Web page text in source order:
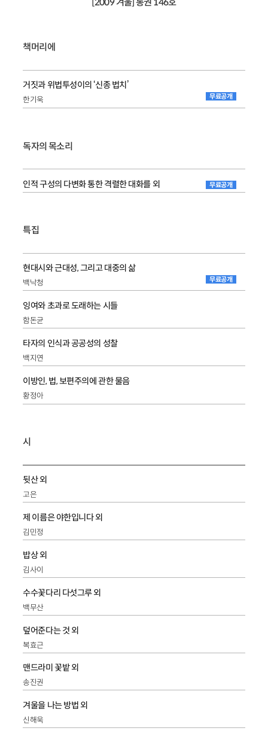
책머리에
거짓과 위법투성이의 ‘신종 법치’
한기욱 무료공개
독자의 목소리
인적 구성의 다변화 통한 격렬한 대화를 외 무료공개
특집
현대시와 근대성, 그리고 대중의 삶
백낙청 무료공개
잉여와 초과로 도래하는 시들
함돈균
타자의 인식과 공공성의 성찰
백지연
이방인, 법, 보편주의에 관한 물음
황정아
시
뒷산 외
고은
제 이름은 야한입니다 외
김민정
밥상 외
김사이
수수꽃다리 다섯그루 외
백무산
덮어준다는 것 외
복효근
맨드라미 꽃밭 외
송진권
겨울을 나는 방법 외
신해욱